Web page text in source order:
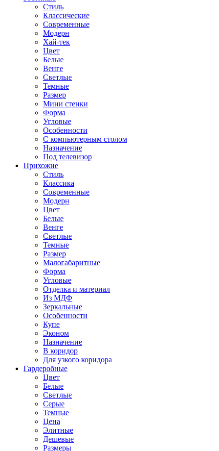
Стиль
Классические
Современные
Модерн
Хай-тек
Цвет
Белые
Венге
Светлые
Темные
Размер
Мини стенки
Форма
Угловые
Особенности
С компьютерным столом
Назначение
Под телевизор
Прихожие
Стиль
Классика
Современные
Модерн
Цвет
Белые
Венге
Светлые
Темные
Размер
Малогабаритные
Форма
Угловые
Отделка и материал
Из МДФ
Зеркальные
Особенности
Купе
Эконом
Назначение
В коридор
Для узкого коридора
Гардеробные
Цвет
Белые
Светлые
Серые
Темные
Цена
Элитные
Дешевые
Размеры